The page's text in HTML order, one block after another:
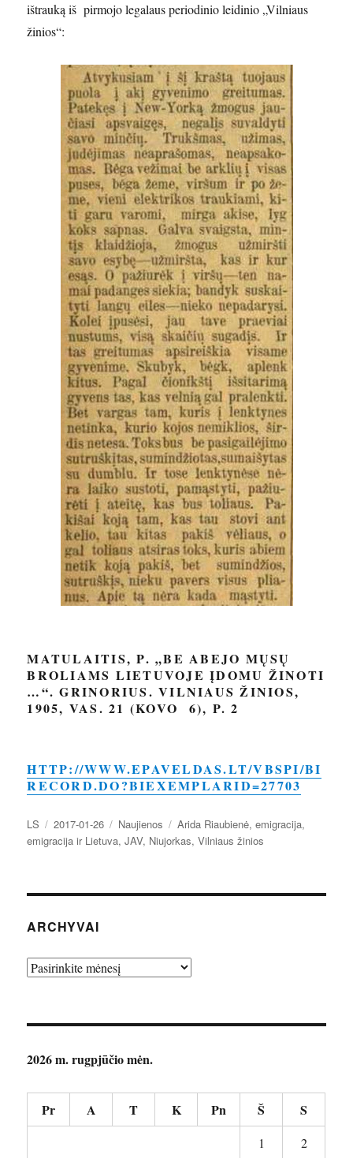
ištrauką iš pirmojo legalaus periodinio leidinio „Vilniaus
žinios“:
MATULAITIS, P. „BE ABEJO MŲSŲ
BROLIAMS LIETUVOJE ĮDOMU ŽINOTI
…“. GRINORIUS. VILNIAUS ŽINIOS,
1905, VAS. 21 (KOVO 6), P. 2
HTTP://WWW.EPAVELDAS.LT/VBSPI/BI
RECORD.DO?BIEXEMPLARID=27703
Autorius
LS Paskelbta
2017-01-26 Kategorijos
Naujienos Žymos
Arida Riaubienė,emigracija,
emigracija ir Lietuva,JAV, Niujorkas,Vilniaus žinios
ARCHYVAI
Archyvai
2026 m. rugpjūčio mėn.
Pr A T K Pn Š S
1
2